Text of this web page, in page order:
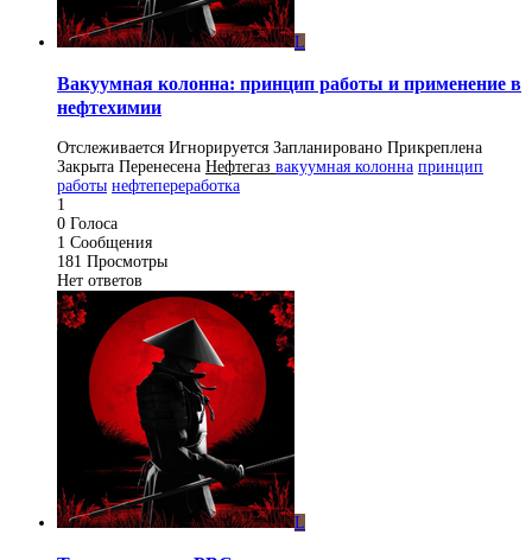
L
Вакуумная колонна: принцип работы и применение в
нефтехимии
Отслеживается Игнорируется Запланировано Прикреплена
Закрыта Перенесена Нефтегаз вакуумная колонна принцип
работы нефтепереработка
1
0 Голоса
1 Сообщения
181 Просмотры
Нет ответов
L